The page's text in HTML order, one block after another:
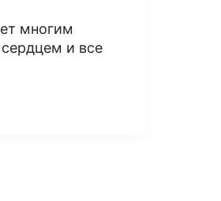
многим
и все